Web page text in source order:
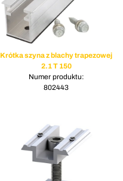
Krótka szyna z blachy trapezowej
2.1 T 150
Numer produktu:
802443